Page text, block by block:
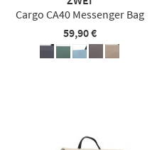
Cargo CA40 Messenger Bag
59,90 €